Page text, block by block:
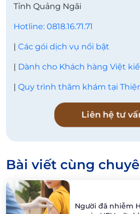
Tỉnh Quảng Ngãi
Hotline: 0818.16.71.71
Các gói dịch vụ nổi bật
Dành cho Khách hàng Việt
Quy trình thăm khám tại
Liên hệ tư
Bài viết cùng
Người đã nhiễm